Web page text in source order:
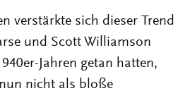
verstärkte sich dieser Trend
und Scott Williamson
Jahren getan hatten,
nicht als bloße